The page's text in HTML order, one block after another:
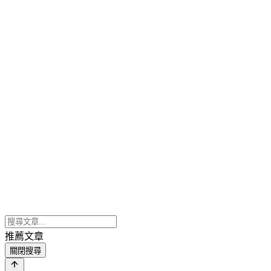
推薦文章
關閉搜尋